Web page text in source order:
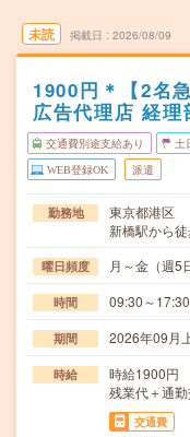
未読 掲載日 2026/08/09
1900円＊【2名
広告代理店 経理
交通費別途支給あり 土
WEB登録OK 派遣
勤務地
東京都港区
新橋駅から
曜日頻度 月～金（週5
時間 09:30～
期間 2026年09月
時給
時給1900円
残業代＋通
交通費